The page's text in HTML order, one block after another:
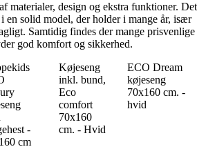
materialer, design og ekstra funktioner. Det
en solid model, der holder i mange år, især
Samtidig findes der mange prisvenlige
god komfort og sikkerhed.
-
cm
Køjeseng
inkl. bund,
Eco
comfort
70x160
cm. - Hvid
ECO Dream
køjeseng
70x160 cm. -
hvid